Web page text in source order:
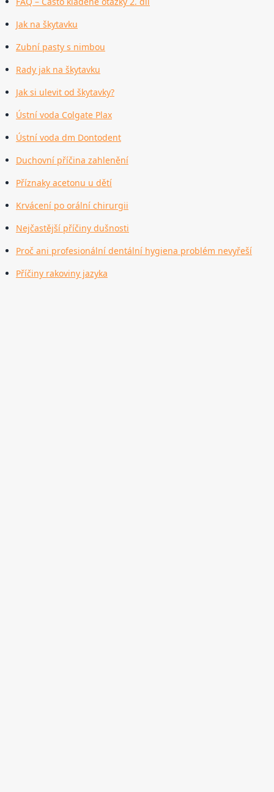
Jak na škytavku
Zubní pasty s nimbou
Rady jak na škytavku
Jak si ulevit od škytavky?
Ústní voda Colgate Plax
Ústní voda dm Dontodent
Duchovní příčina zahlenění
Příznaky acetonu u dětí
Krvácení po orální chirurgii
Nejčastější příčiny dušnosti
Proč ani profesionální dentální hygiena problém nevyřeší
Příčiny rakoviny jazyka